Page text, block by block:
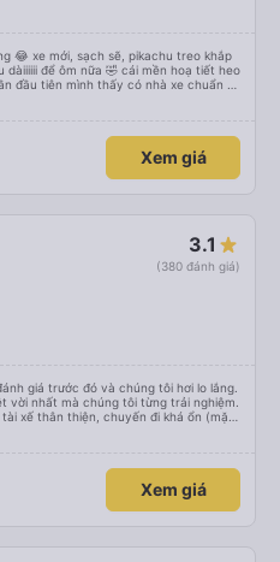
😂 xe mới, sạch sẽ, pikachu treo khắp
dàiiiiii để ôm nữa 🤣 cái mền hoạ tiết heo
đầu tiên mình thấy có nhà xe chuẩn bị
lên xe còn được nv dẫn tới tận nơi để
Xem giá
3.1
(380 đánh giá)
giá trước đó và chúng tôi hơi lo lắng.
vời nhất mà chúng tôi từng trải nghiệm.
xế thân thiện, chuyến đi khá ổn (mặc
của Việt Nam ^^), và chỗ ngồi thoải
Xem giá